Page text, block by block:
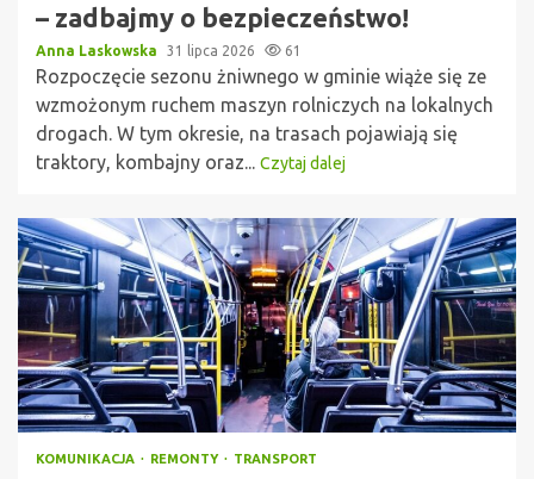
– zadbajmy o bezpieczeństwo!
Anna Laskowska 31 lipca 2026 61
Rozpoczęcie sezonu żniwnego w gminie wiąże się ze
wzmożonym ruchem maszyn rolniczych na lokalnych
drogach. W tym okresie, na trasach pojawiają się
traktory, kombajny oraz... Czytaj dalej
KOMUNIKACJA REMONTY TRANSPORT